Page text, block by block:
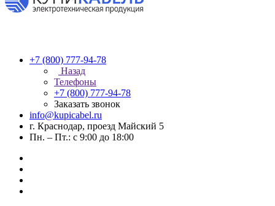
+7 (800) 777-94-78
Назад
Телефоны
+7 (800) 777-94-78
Заказать звонок
info@kupicabel.ru
г. Краснодар, проезд Майский 5
Пн. – Пт.: с 9:00 до 18:00